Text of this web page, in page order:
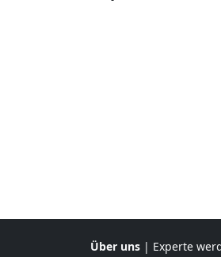
Über uns | Experte